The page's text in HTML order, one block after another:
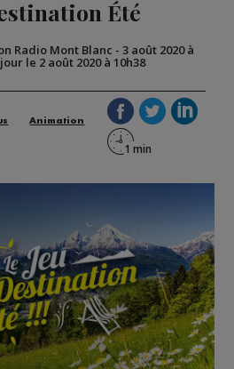
Été
Radio Mont Blanc - 3 août 2020 à
le 2 août 2020 à 10h38
Animation